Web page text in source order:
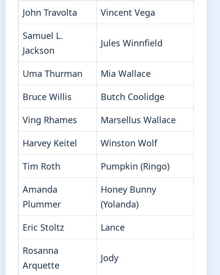
John Travolta
Vincent Vega
Samuel L.
Jackson
Jules Winnfield
Uma Thurman
Mia Wallace
Bruce Willis
Butch Coolidge
Ving Rhames
Marsellus Wallace
Harvey Keitel
Winston Wolf
Tim Roth
Pumpkin (Ringo)
Amanda
Plummer
Honey Bunny
(Yolanda)
Eric Stoltz
Lance
Rosanna
Arquette
Jody